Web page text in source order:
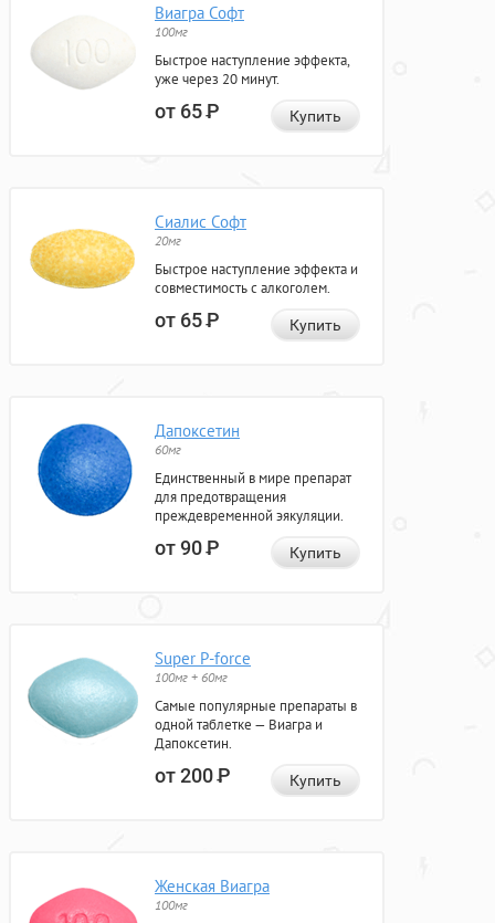
Виагра Софт
100мг
Быстрое наступление эффекта,
уже через 20 минут.
от 65Р Купить
Сиалис Софт
20мг
Быстрое наступление эффекта и
совместимость с алкоголем.
от 65Р Купить
Дапоксетин
60мг
Единственный в мире препарат
для предотвращения
преждевременной эякуляции.
от 90Р Купить
Super P-force
100мг + 60мг
Самые популярные препараты в
одной таблетке — Виагра и
Дапоксетин.
от 200Р Купить
Женская Виагра
100мг